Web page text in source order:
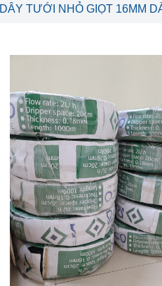
DÂY TƯỚI NHỎ GIỌT 16MM